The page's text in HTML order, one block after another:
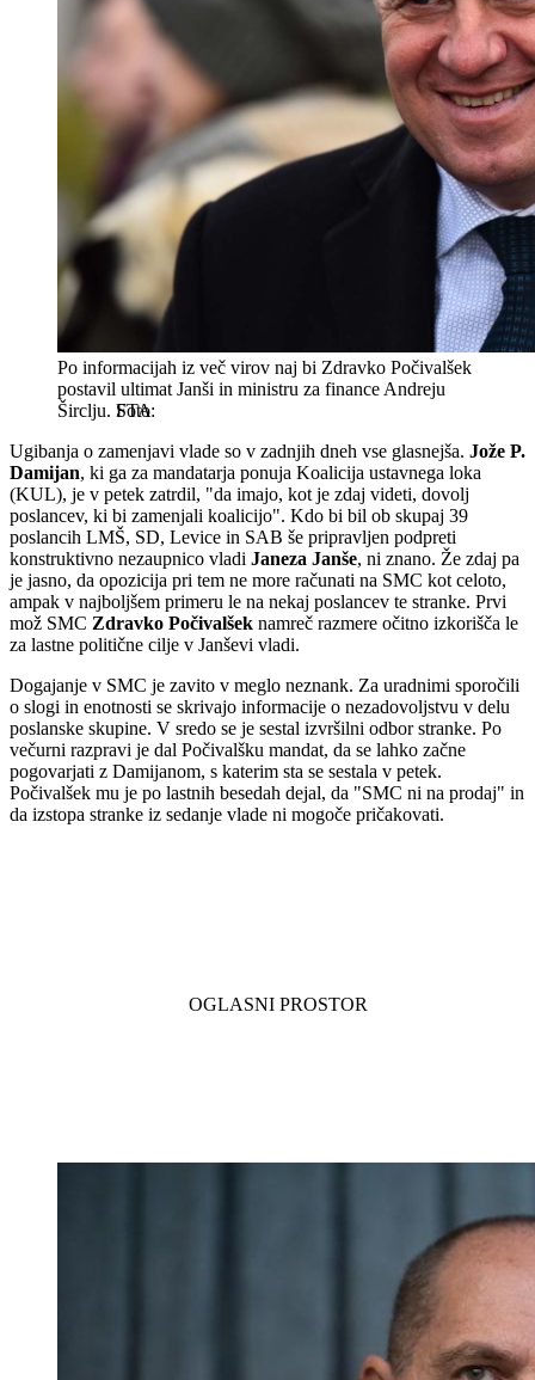
Po informacijah iz več virov naj bi Zdravko Počivalšek
postavil ultimat Janši in ministru za finance Andreju
Širclju. STA
Ugibanja o zamenjavi vlade so v zadnjih dneh vse glasnejša. Jože P.
Damijan, ki ga za mandatarja ponuja Koalicija ustavnega loka
(KUL), je v petek zatrdil, "da imajo, kot je zdaj videti, dovolj
poslancev, ki bi zamenjali koalicijo". Kdo bi bil ob skupaj 39
poslancih LMŠ, SD, Levice in SAB še pripravljen podpreti
konstruktivno nezaupnico vladi Janeza Janše, ni znano. Že zdaj pa
je jasno, da opozicija pri tem ne more računati na SMC kot celoto,
ampak v najboljšem primeru le na nekaj poslancev te stranke. Prvi
mož SMC Zdravko Počivalšek namreč razmere očitno izkorišča le
za lastne politične cilje v Janševi vladi.
Dogajanje v SMC je zavito v meglo neznank. Za uradnimi sporočili
o slogi in enotnosti se skrivajo informacije o nezadovoljstvu v delu
poslanske skupine. V sredo se je sestal izvršilni odbor stranke. Po
večurni razpravi je dal Počivalšku mandat, da se lahko začne
pogovarjati z Damijanom, s katerim sta se sestala v petek.
Počivalšek mu je po lastnih besedah dejal, da "SMC ni na prodaj" in
da izstopa stranke iz sedanje vlade ni mogoče pričakovati.